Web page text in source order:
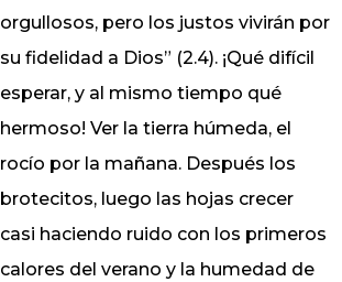
orgullosos, pero los justos vivirán por
su fidelidad a Dios” (2.4). ¡Qué difícil
esperar, y al mismo tiempo qué
hermoso! Ver la tierra húmeda, el
rocío por la mañana. Después los
brotecitos, luego las hojas crecer
casi haciendo ruido con los primeros
calores del verano y la humedad de